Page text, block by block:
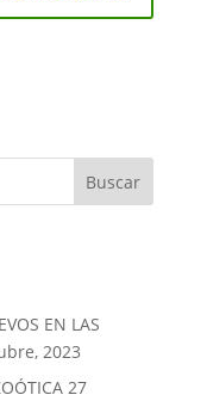
EN LAS
2023
27